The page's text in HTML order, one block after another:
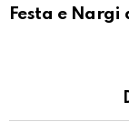
Festa e Nargi